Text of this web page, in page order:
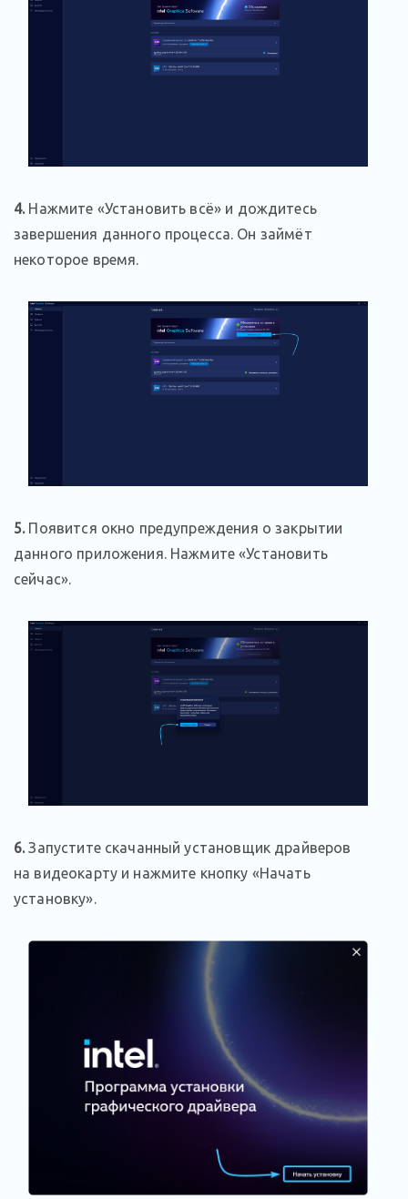
4.Нажмите «Установить всё» и дождитесь
завершения данного процесса. Он займёт
некоторое время.
5.Появится окно предупреждения о закрытии
данного приложения. Нажмите «Установить
сейчас».
6.Запустите скачанный установщик драйверов
на видеокарту и нажмите кнопку «Начать
установку».